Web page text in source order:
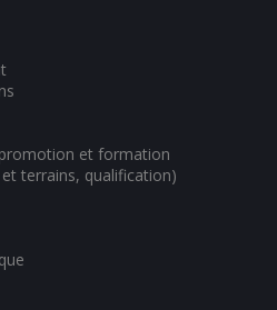
et formation
terrains, qualification)